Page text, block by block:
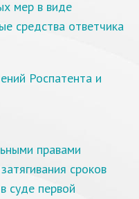
мер в виде
средства ответчика
Роспатента и
правами
сроков
суде первой